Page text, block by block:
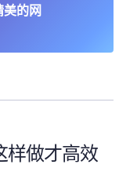
的网
样做才高效